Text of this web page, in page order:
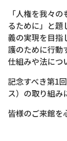
「人権を我々
るために」と題
義の実現を目指
護のために行動
仕組みや法につ
記念すべき第1
ス）の取り組み
皆様のご来館を